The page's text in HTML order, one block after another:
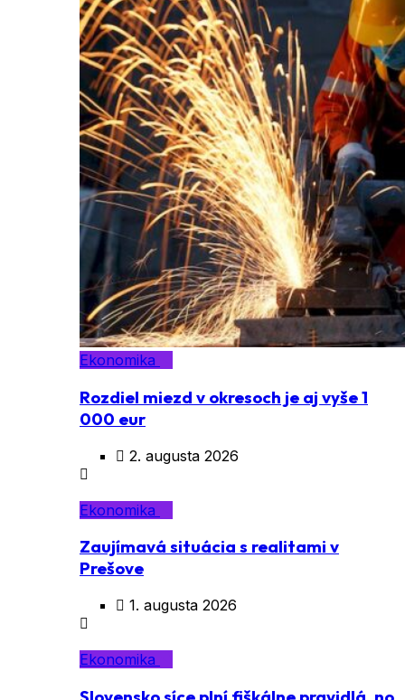
Ekonomika
Rozdiel miezd v okresoch je aj vyše 1
000 eur
2. augusta 2026
Ekonomika
Zaujímavá situácia s realitami v
Prešove
1. augusta 2026
Ekonomika